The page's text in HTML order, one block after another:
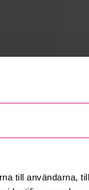
till användarna,